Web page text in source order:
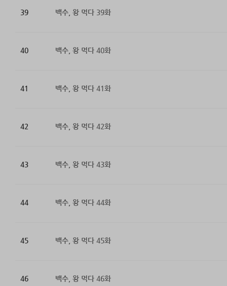
39 백수, 왕 먹다 39화
40 백수, 왕 먹다 40화
41 백수, 왕 먹다 41화
42 백수, 왕 먹다 42화
43 백수, 왕 먹다 43화
44 백수, 왕 먹다 44화
45 백수, 왕 먹다 45화
46 백수, 왕 먹다 46화